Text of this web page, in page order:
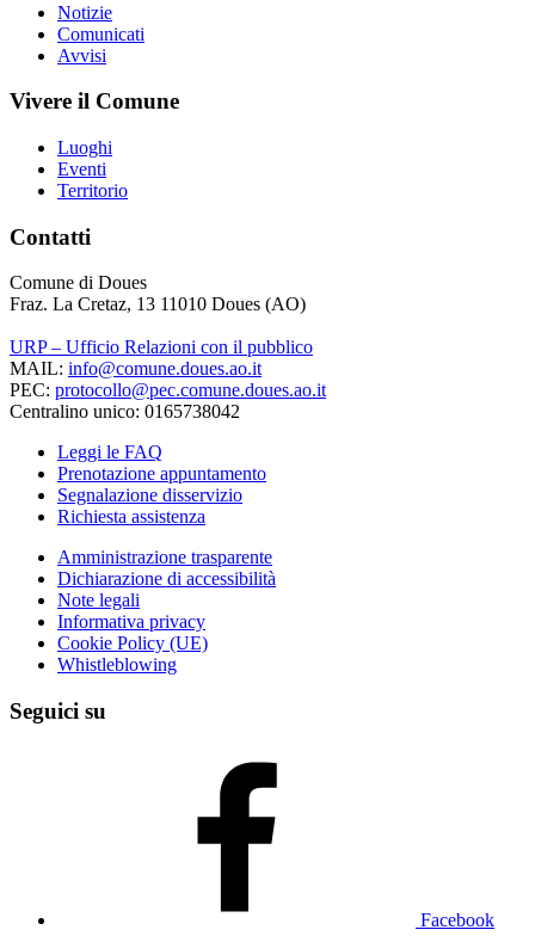
Notizie
Comunicati
Avvisi
Vivere il Comune
Luoghi
Eventi
Territorio
Contatti
Comune di Doues
Fraz. La Cretaz, 13 11010 Doues (AO)
URP – Ufficio Relazioni con il pubblico
MAIL: info@comune.doues.ao.it
PEC: protocollo@pec.comune.doues.ao.it
Centralino unico: 0165738042
Leggi le FAQ
Prenotazione appuntamento
Segnalazione disservizio
Richiesta assistenza
Amministrazione trasparente
Dichiarazione di accessibilità
Note legali
Informativa privacy
Cookie Policy (UE)
Whistleblowing
Seguici su
Facebook